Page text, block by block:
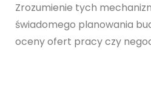
Zrozumienie tych
świadomego planowania
oceny ofert pracy czy